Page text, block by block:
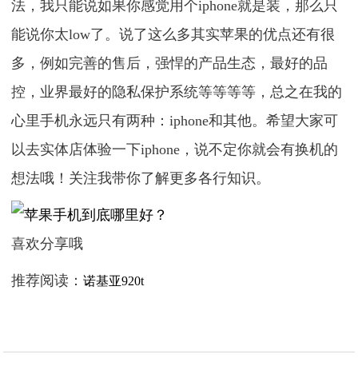
法，我只能说如果你感觉用个iphone就是装，那么只
能说你太low了。说了这么多其实苹果的优点还有很
多，例如完善的售后，强悍的产品生态，最好的品
控，业界最好的隐私保护系统等等等等，总之在我的
心里手机永远只有两种：iphone和其他。希望大家可
以去实体店体验一下iphone，说不定你就会有换机的
想法哦！关注我带你了解更多各行知识。
喜欢分享哦
推荐阅读：诺基亚920t